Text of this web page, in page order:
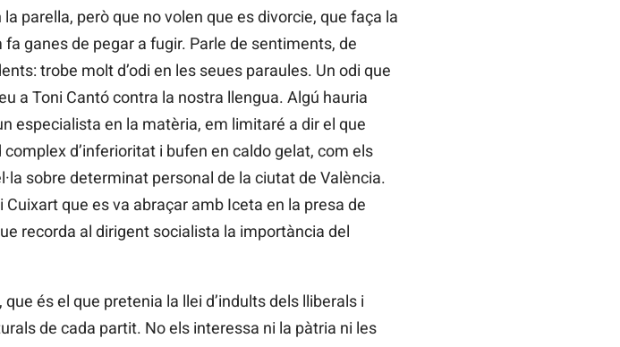
parella, però que no volen que es divorcie, que faça la
ganes de pegar a fugir. Parle de sentiments, de
trobe molt d’odi en les seues paraules. Un odi que
a Toni Cantó contra la nostra llengua. Algú hauria
especialista en la matèria, em limitaré a dir el que
d’inferioritat i bufen en caldo gelat, com els
sobre determinat personal de la ciutat de València.
que es va abraçar amb Iceta en la presa de
recorda al dirigent socialista la importància del
és el que pretenia la llei d’indults dels lliberals i
de cada partit. No els interessa ni la pàtria ni les